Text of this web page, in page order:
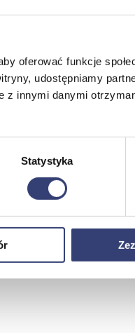
oferować funkcje
udostępniamy
z innymi danymi
Statystyka